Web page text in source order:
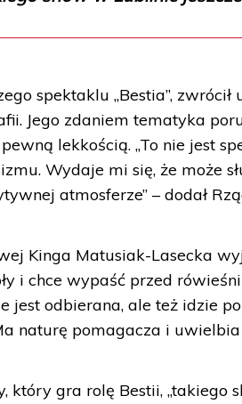
spektaklu „Bestia”,
Jego zdaniem tematyka
lekkością. „To nie jest
Wydaje mi się, że może
atmosferze” – dodał
Kinga Matusiak-Lasecka
i chce wypaść przed
jest odbierana, ale też idzie
naturę pomagacza i
który gra rolę Bestii, „takiego